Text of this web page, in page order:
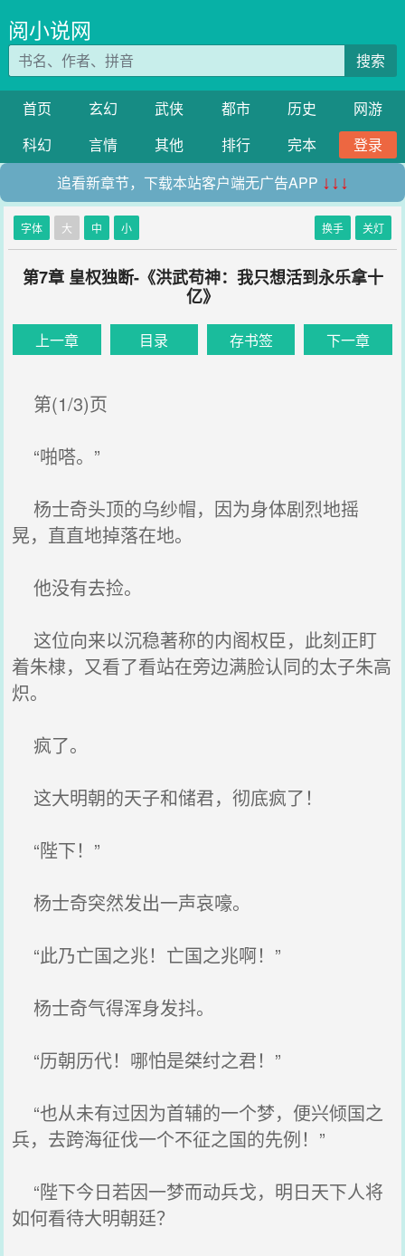
阅小说网
搜索
首页 玄幻 武侠 都市 历史
网游
科幻
言情 其他 排行 完本
登录
追看新章节，下载本站客户端无广告APP ↓↓↓
字体 大 中 小 换手 关灯
第7章 皇权独断-《洪武苟神：我只想活到永乐拿十
亿》
上一章 目录 存书签 下一章
第(1/3)页
“啪嗒。”
杨士奇头顶的乌纱帽，因为身体剧烈地摇
晃，直直地掉落在地。
他没有去捡。
这位向来以沉稳著称的内阁权臣，此刻正盯
着朱棣，又看了看站在旁边满脸认同的太子朱高
炽。
疯了。
这大明朝的天子和储君，彻底疯了！
“陛下！”
杨士奇突然发出一声哀嚎。
“此乃亡国之兆！亡国之兆啊！”
杨士奇气得浑身发抖。
“历朝历代！哪怕是桀纣之君！”
“也从未有过因为首辅的一个梦，便兴倾国之
兵，去跨海征伐一个不征之国的先例！”
“陛下今日若因一梦而动兵戈，明日天下人将
如何看待大明朝廷？